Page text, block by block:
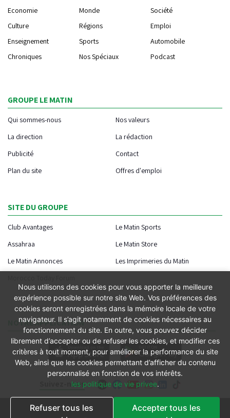
Suivez-nous
Economie
Monde
Société
Culture
Régions
Emploi
Enseignement
Sports
Automobile
Chroniques
Nos Spéciaux Podcast
GROUPE LE MATIN
Qui sommes-nous
Nos valeurs
La direction
La rédaction
Publicité
Contact
Plan du site
Offres d'emploi
SITE DU GROUPE
Club Avantages
Le Matin Sports
Assahraa
Le Matin Store
Le Matin Annonces
Les Imprimeries du Matin
NOTRE APPLICATION
Conditions générales
Nous utilisons des cookies pour vous apporter la meilleure
expérience possible sur notre site Web. Vos préférences des
cookies seront enregistrées dans la mémoire locale de votre
navigateur. Il s’agit notamment de cookies nécessaires au
fonctionnement du site. En outre, vous pouvez décider
librement d’accepter ou de refuser les cookies, et modifier ces
critères à tout moment, pour améliorer la performance du site
Web, ainsi que les cookies permettant d’afficher du contenu
personnalisé en fonction de vos intérêts.
les politique de vie privee.
Refuser tous les
Accepter tous les